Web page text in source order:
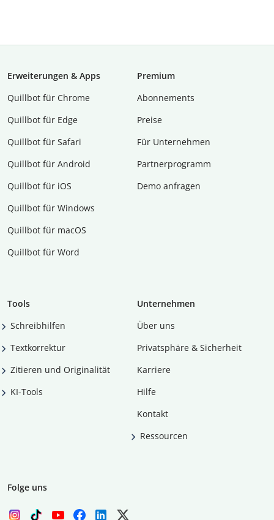
Erweiterungen & Apps
Quillbot für Chrome
Quillbot für Edge
Quillbot für Safari
Quillbot für Android
Quillbot für iOS
Quillbot für Windows
Quillbot für macOS
Quillbot für Word
Premium
Abon­ne­ments
Preise
Für Unternehmen
Partnerprogramm
Demo anfragen
Tools
Schreibhilfen
Textkorrektur
Zitieren und Originalität
KI-Tools
Unternehmen
Über uns
Privatsphäre & Sicherheit
Karriere
Hilfe
Kontakt
Ressourcen
Folge uns